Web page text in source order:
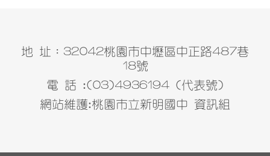
地 址：32042桃園市中壢區中正路487巷
18號
電 話 :(03)4936194 (代表號)
網站維護:桃園市立新明國中 資訊組